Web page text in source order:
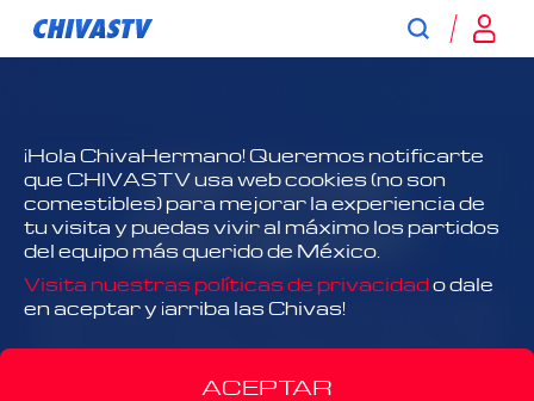
¿No tienes
suscripción?
¡Todo Chivas, todo el tiempo y antes que nadie!
Disfruta el contenido exclusivo y acércate más
que nunca al Rebaño Sagrado.
¡Hola ChivaHermano! Queremos notificarte
que CHIVASTV usa web cookies (no son
comestibles) para mejorar la experiencia de
tu visita y puedas vivir al máximo los partidos
del equipo más querido de México.
Visita nuestras políticas de privacidado dale
en aceptar y ¡arriba las Chivas!
ACEPTAR